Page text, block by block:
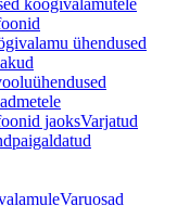
köögivalamutele
ühendused
jaoksVarjatud
Varuosad